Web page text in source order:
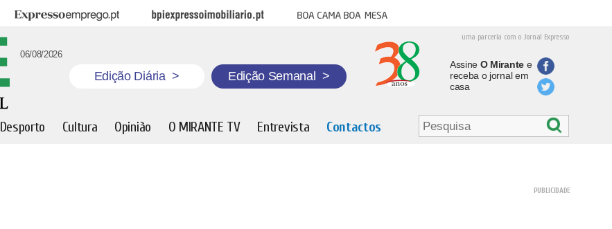
Expresso Emprego BPI Expresso Imobiliário Boa cama boa mesa
uma parceria com o Jornal Expresso
06/08/2026
Edição Diária > Edição Semanal >
Assine O Mirantee
receba o jornal em
casa
Desporto Cultura Opinião O MIRANTE TV Entrevista Contactos